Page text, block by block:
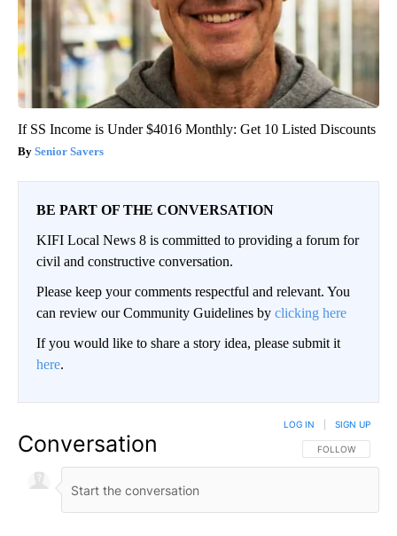
If SS Income is Under $4016 Monthly: Get 10 Listed Discounts
Senior Savers
BE PART OF THE CONVERSATION
KIFI Local News 8 is committed to providing a forum for
civil and constructive conversation.
Please keep your comments respectful and relevant. You
can review our Community Guidelines by clicking here
If you would like to share a story idea, please submit it
here.
Conversation FOLLOW THIS
FOLLOW
LOG IN SIGN UP